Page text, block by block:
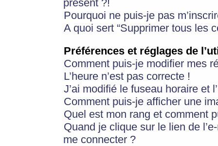
présent ?!
Pourquoi ne puis-je pas
A quoi sert “Supprimer tous les
Préférences et réglages de
Comment puis-je modifier mes
L’heure n’est pas correcte !
J’ai modifié le fuseau horaire et
Comment puis-je afficher une
Quel est mon rang et comment
Quand je clique sur le lien de
me connecter ?